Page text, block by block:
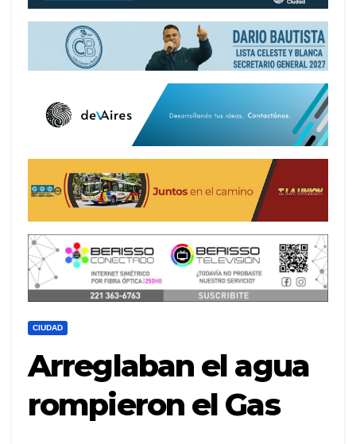
CIUDAD
Arreglaban el agua
rompieron el Gas